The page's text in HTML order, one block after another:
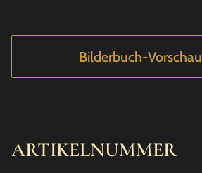
Bilderbuch-Vorschau
ARTIKELNUMMER